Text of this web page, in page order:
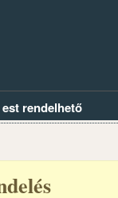
rendelhető